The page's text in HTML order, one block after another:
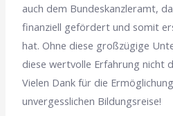
auch dem Bundeskanzleramt,
finanziell gefördert und somit
hat. Ohne diese großzügige
diese wertvolle Erfahrung nicht
Vielen Dank für die
unvergesslichen Bildungsreise!